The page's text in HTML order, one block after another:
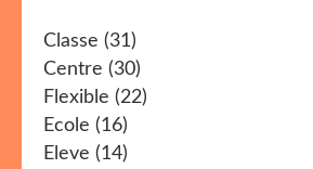
Classe (31)
Centre (30)
Flexible (22)
Ecole (16)
Eleve (14)